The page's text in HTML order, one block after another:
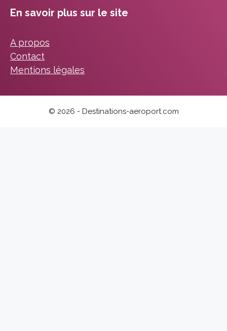
En savoir plus sur le site
A propos
Contact
Mentions légales
© 2026 - Destinations-aeroport.com